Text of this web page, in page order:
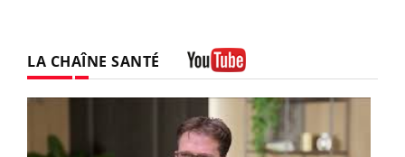
LA CHAÎNE SANTÉ